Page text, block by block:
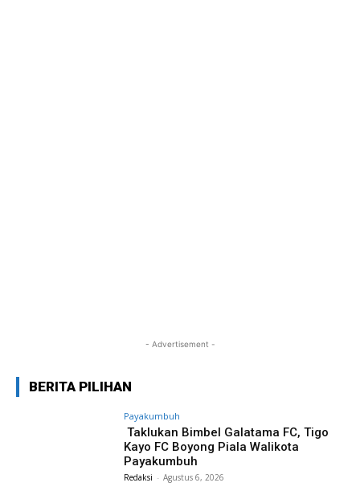
- Advertisement -
BERITA PILIHAN
Payakumbuh
Taklukan Bimbel Galatama FC, Tigo
Kayo FC Boyong Piala Walikota
Payakumbuh
Redaksi - Agustus 6, 2026